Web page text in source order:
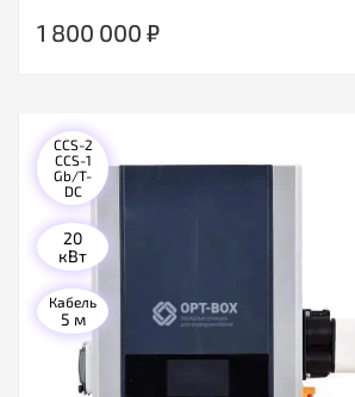
1 800 000 ₽
CCS-2
CCS-1
Gb/T-
DC
20
кВт
Кабель
5 м